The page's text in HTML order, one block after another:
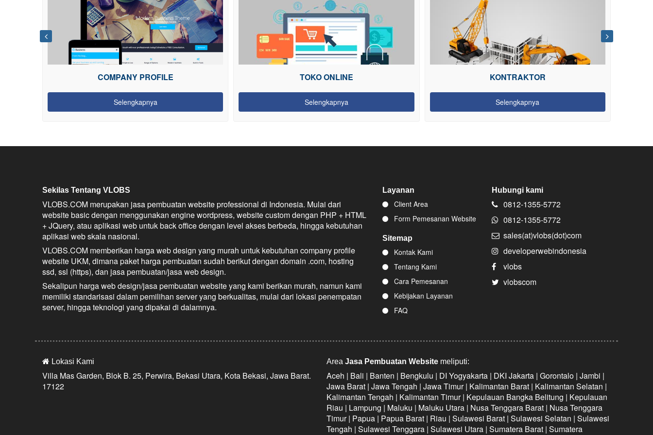
TOKO ONLINE
Selengkapnya
KONTRAKTOR
Selengkapnya
FURNITURE
Selengkapnya
Sekilas Tentang VLOBS
VLOBS.COM merupakan jasa pembuatan website professional di Indonesia. Mulai dari
website basic dengan menggunakan engine wordpress, website custom dengan PHP + HTML
+ JQuery, atau aplikasi web untuk back office dengan level akses berbeda, hingga kebutuhan
aplikasi web skala nasional.
VLOBS.COM memberikan harga web design yang murah untuk kebutuhan company profile
website UKM, dimana paket harga pembuatan sudah berikut dengan domain .com, hosting
ssd, ssl (https), dan jasa pembuatan/jasa web design.
Sekalipun harga web design/jasa pembuatan website yang kami berikan murah, namun kami
memiliki standarisasi dalam pemilihan server yang berkualitas, mulai dari lokasi penempatan
server, hingga teknologi yang dipakai di dalamnya.
Layanan
Client Area
Form Pemesanan Website
Sitemap
Kontak Kami
Tentang Kami
Cara Pemesanan
Kebijakan Layanan
FAQ
Hubungi kami
0812-1355-5772
0812-1355-5772
sales(at)vlobs(dot)com
developerwebindonesia
vlobs
vlobscom
Lokasi Kami
Villa Mas Garden, Blok B. 25, Perwira, Bekasi Utara, Kota Bekasi, Jawa Barat.
17122
Area Jasa Pembuatan Website meliputi:
Aceh | Bali | Banten | Bengkulu | DI Yogyakarta | DKI Jakarta | Gorontalo | Jambi |
Jawa Barat | Jawa Tengah | Jawa Timur | Kalimantan Barat | Kalimantan Selatan |
Kalimantan Tengah | Kalimantan Timur | Kepulauan Bangka Belitung | Kepulauan
Riau | Lampung | Maluku | Maluku Utara | Nusa Tenggara Barat | Nusa Tenggara
Timur | Papua | Papua Barat | Riau | Sulawesi Barat | Sulawesi Selatan | Sulawesi
Tengah | Sulawesi Tenggara | Sulawesi Utara | Sumatera Barat | Sumatera